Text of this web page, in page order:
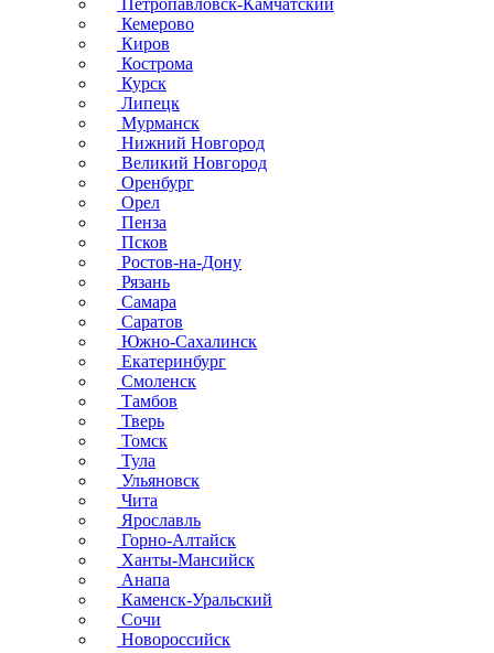
Петропавловск-Камчатский
Кемерово
Киров
Кострома
Курск
Липецк
Мурманск
Нижний Новгород
Великий Новгород
Оренбург
Орел
Пенза
Псков
Ростов-на-Дону
Рязань
Самара
Саратов
Южно-Сахалинск
Екатеринбург
Смоленск
Тамбов
Тверь
Томск
Тула
Ульяновск
Чита
Ярославль
Горно-Алтайск
Ханты-Мансийск
Анапа
Каменск-Уральский
Сочи
Новороссийск